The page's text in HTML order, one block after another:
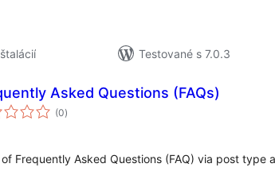
Testované s 7.0.3
Asked Questions (FAQs)
(0celkové
hodnotenie
)
Frequently Asked Questions (FAQ) via post type